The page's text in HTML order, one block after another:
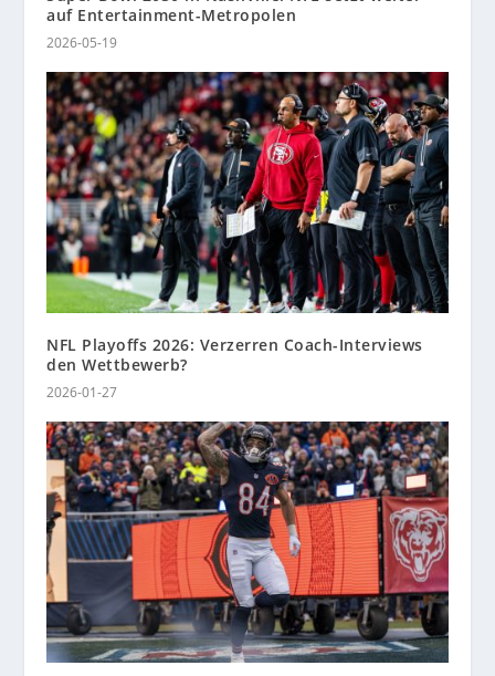
auf Entertainment-Metropolen
2026-05-19
NFL Playoffs 2026: Verzerren Coach-Interviews
den Wettbewerb?
2026-01-27